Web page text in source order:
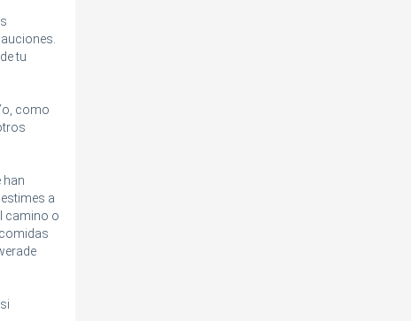
tu
como
han
a
camino o